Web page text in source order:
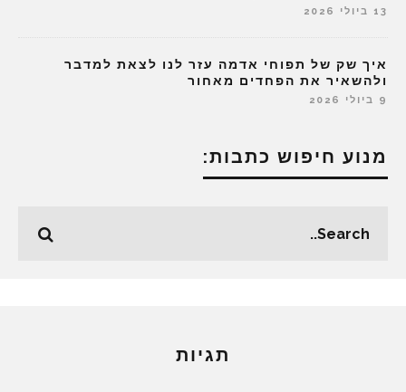
13 ביולי 2026
איך שק של תפוחי אדמה עזר לנו לצאת למדבר
ולהשאיר את הפחדים מאחור
9 ביולי 2026
מנוע חיפוש כתבות:
תגיות